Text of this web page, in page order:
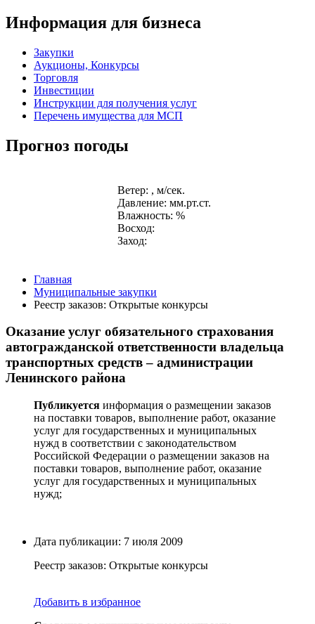
Информация для бизнеса
Закупки
Аукционы, Конкурсы
Торговля
Инвестиции
Инструкции для получения услуг
Перечень имущества для МСП
Прогноз погоды
Ветер: , м/сек.
Давление: мм.рт.ст.
Влажность: %
Восход:
Заход:
Главная
Муниципальные закупки
Реестр заказов: Открытые конкурсы
Оказание услуг обязательного страхования
автогражданской ответственности владельца
транспортных средств – администрации
Ленинского района
Публикуется информация о размещении заказов
на поставки товаров, выполнение работ, оказание
услуг для государственных и муниципальных
нужд в соответствии с законодательством
Российской Федерации о размещении заказов на
поставки товаров, выполнение работ, оказание
услуг для государственных и муниципальных
нужд;
Дата публикации: 7 июля 2009
Реестр заказов: Открытые конкурсы
Добавить в избранное